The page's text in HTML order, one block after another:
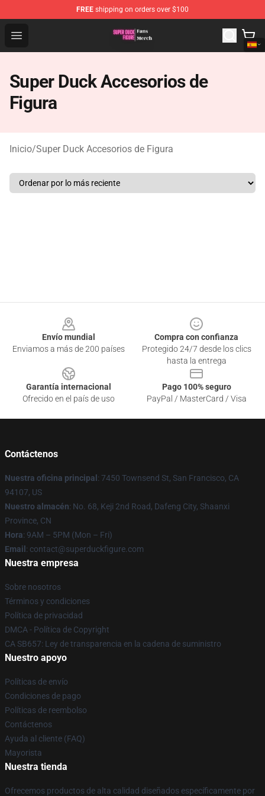
FREE shipping on orders over $100
Open menu
Super Duck Figure Shop - The Best Store of Super Duck
Super Duck Accesorios de
Figura
Inicio/Super Duck Accesorios de Figura
Envío mundial
Enviamos a más de 200 países
Compra con confianza
Protegido 24/7 desde los clics
hasta la entrega
Garantía internacional
Ofrecido en el país de uso
Pago 100% seguro
PayPal / MasterCard / Visa
Contáctenos
Nuestra oficina principal : 7450 Townsend St, San Francisco, CA
94107, US
Nuestro almacén: No. 68, Keji 2nd Road, Dafeng City, Shaanxi
Province, CN
Hora: 9AM – 5PM (Mon – Fri)
Email : contact@superduckfigure.com
Nuestra empresa
Sobre nosotros
Términos y condiciones
Política de privacidad
DMCA - Política de Copyright
CA SB657: Ley de transparencia en la cadena de suministro
Nuestro apoyo
Políticas de envío
Condiciones de pago
Políticas de reembolso
Contáctenos
Ayuda al cliente (FAQ)
Mayorista
Nuestra tienda
Ofrecemos productos de alta calidad diseñados específicamente por